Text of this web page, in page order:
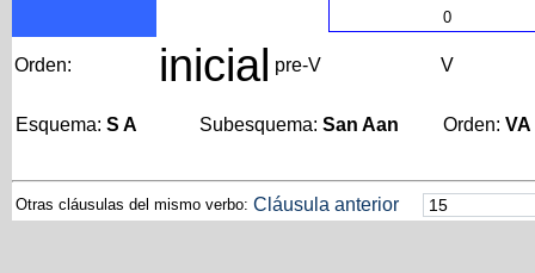
0
Orden: inicial pre-V V
Esquema: S A Subesquema: San Aan Orden: VA
Otras cláusulas del mismo verbo: Cláusula anterior